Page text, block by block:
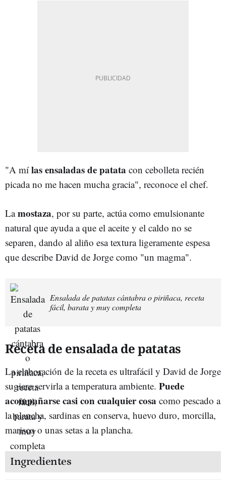
"A mílas ensaladas de patata con cebolleta recién
picada no me hacen mucha gracia", reconoce el chef.
Lamostaza, por su parte, actúa como emulsionante
natural que ayuda a que el aceite y el caldo no se
separen, dando al aliño esa textura ligeramente espesa
que describe David de Jorge como "un magma".
Ensalada de patatas cántabra o piriñaca, receta
fácil, barata y muy completa
Receta de ensalada de patatas
La elaboración de la receta es ultrafácil y David de Jorge
sugiere servirla a temperatura ambiente. Puede
acompañarse casi con cualquier cosa como pescado a
la plancha, sardinas en conserva, huevo duro, morcilla,
marisco o unas setas a la plancha.
Ingredientes